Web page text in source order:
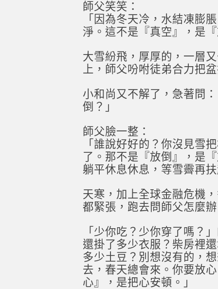
師父笑笑：
「因為冬天冷，水結凍膨
淨。這不是『真空』，是
大雪紛飛，厚厚的，一層
上，師父吩咐徒弟合力把
小和尚又不解了，急著問
倒？」
師父臉一整：
「誰說好好的？你沒見雪
了。那不是『放倒』，是
躺平休息休息，等雪霽再
天寒，加上全球金融危機
都緊張，跑去問師父怎麼
「少你吃？少你穿了嗎？
還掛了多少衣服？柴房裡
多少土豆？別想沒有的，
去，春天總會來。你要放
心』，是把心安頓。」